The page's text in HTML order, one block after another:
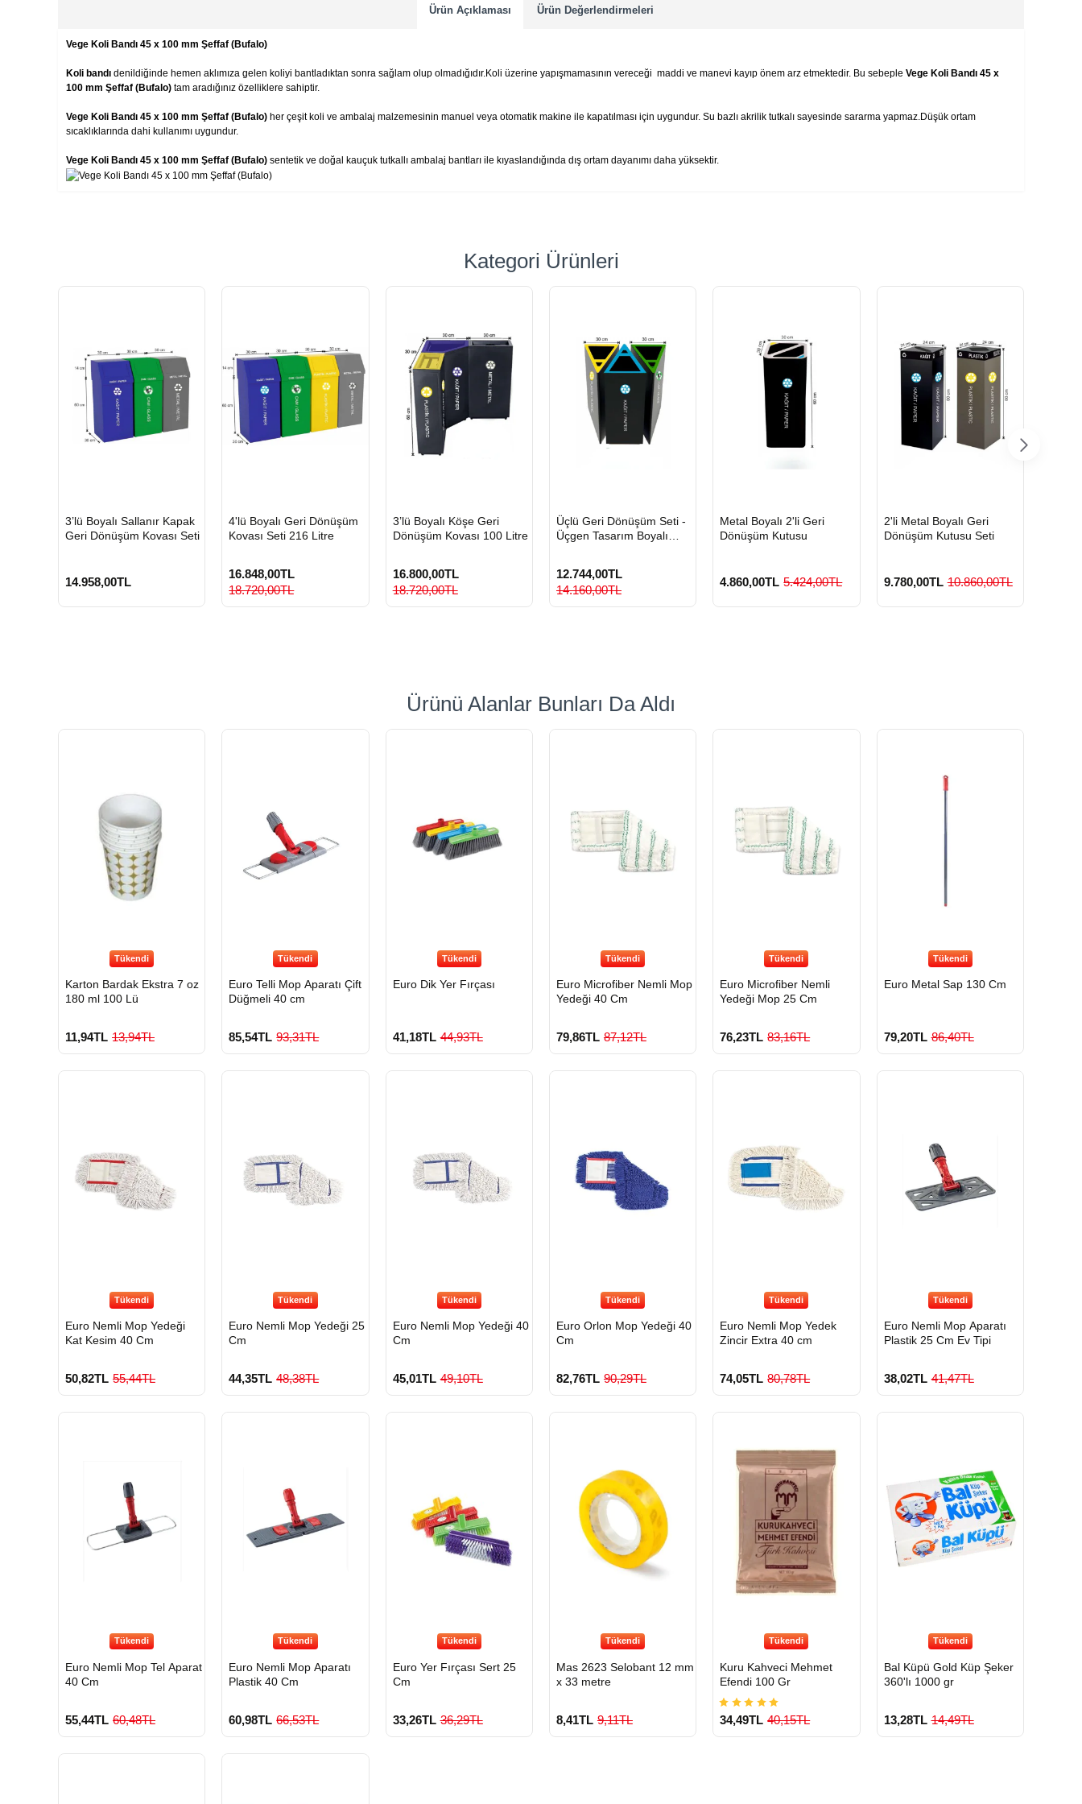
Ürün Açıklaması Ürün Değerlendirmeleri
Vege Koli Bandı 45 x 100 mm Şeffaf (Bufalo)
Koli bandı denildiğinde hemen aklımıza gelen koliyi bantladıktan sonra sağlam olup olmadığıdır.Koli üzerine yapışmamasının vereceği maddi ve manevi kayıp önem arz etmektedir. Bu sebeple Vege Koli Bandı 45 x
100 mm Şeffaf (Bufalo) tam aradığınız özelliklere sahiptir.
Vege Koli Bandı 45 x 100 mm Şeffaf (Bufalo) her çeşit koli ve ambalaj malzemesinin manuel veya otomatik makine ile kapatılması için uygundur. Su bazlı akrilik tutkalı sayesinde sararma yapmaz.Düşük ortam
sıcaklıklarında dahi kullanımı uygundur.
Vege Koli Bandı 45 x 100 mm Şeffaf (Bufalo) sentetik ve doğal kauçuk tutkallı ambalaj bantları ile kıyaslandığında dış ortam dayanımı daha yüksektir.
Kategori Ürünleri
GÖNDERİ
3’lü Boyalı Sallanır Kapak
Geri Dönüşüm Kovası Seti
14.958,00TL
GÖNDERİ
4'lü Boyalı Geri Dönüşüm
Kovası Seti 216 Litre
16.848,00TL
18.720,00TL
GÖNDERİ
3’lü Boyalı Köşe Geri
Dönüşüm Kovası 100 Litre
16.800,00TL
18.720,00TL
GÖNDERİ
Üçlü Geri Dönüşüm Seti -
Üçgen Tasarım Boyalı
12.744,00TL
14.160,00TL
GÖNDERİ
Metal Boyalı 2'li Geri
Dönüşüm Kutusu
4.860,00TL 5.424,00TL
GÖNDERİ
2'li Metal Boyalı Geri
Dönüşüm Kutusu Seti
9.780,00TL 10.860,00TL
Ürünü Alanlar Bunları Da Aldı
Tükendi
Karton Bardak Ekstra 7 oz
180 ml 100 Lü
11,94TL 13,94TL
Tükendi
Euro Telli Mop Aparatı Çift
Düğmeli 40 cm
85,54TL 93,31TL
Tükendi
Euro Dik Yer Fırçası
41,18TL 44,93TL
Tükendi
Euro Microfiber Nemli Mop
Yedeği 40 Cm
79,86TL 87,12TL
Tükendi
Euro Microfiber Nemli
Yedeği Mop 25 Cm
76,23TL 83,16TL
Tükendi
Euro Metal Sap 130 Cm
79,20TL 86,40TL
Tükendi
Euro Nemli Mop Yedeği
Kat Kesim 40 Cm
50,82TL 55,44TL
Tükendi
Euro Nemli Mop Yedeği 25
Cm
44,35TL 48,38TL
Tükendi
Euro Nemli Mop Yedeği 40
Cm
45,01TL 49,10TL
Tükendi
Euro Orlon Mop Yedeği 40
Cm
82,76TL 90,29TL
Tükendi
Euro Nemli Mop Yedek
Zincir Extra 40 cm
74,05TL 80,78TL
Tükendi
Euro Nemli Mop Aparatı
Plastik 25 Cm Ev Tipi
38,02TL 41,47TL
Tükendi
Euro Nemli Mop Tel Aparat
40 Cm
55,44TL 60,48TL
Tükendi
Euro Nemli Mop Aparatı
Plastik 40 Cm
60,98TL 66,53TL
Tükendi
Euro Yer Fırçası Sert 25
Cm
33,26TL 36,29TL
Tükendi
Mas 2623 Selobant 12 mm
x 33 metre
8,41TL 9,11TL
Tükendi
Kuru Kahveci Mehmet
Efendi 100 Gr
34,49TL 40,15TL
Tükendi
Bal Küpü Gold Küp Şeker
360'lı 1000 gr
13,28TL 14,49TL